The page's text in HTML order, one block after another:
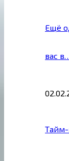
Ещё
вас